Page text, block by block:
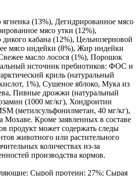
(13%), Дегидрированное мясо
мясо утки (12%),
кабана (12%), Цельнозерновой
мясо индейки (8%), Жир индейки
масло лосося (1%), Порошок
источник пребиотиков: ФОС и
криль (натуральный
1%), Сушеное яблоко, Мука из
Пивные дрожжи (натуральный
(1000 мг/кг), Хондроитин
(метилсульфонилметан, 40 мг/кг),
Кроме заявленных в составе
продукт может содержать следы
животного или растительного
количествах из-за
производства кормов.
Сырой протеин: 27%; Сырая